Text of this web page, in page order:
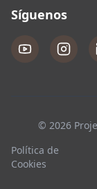
Síguenos
© 2026
Política de
Cookies